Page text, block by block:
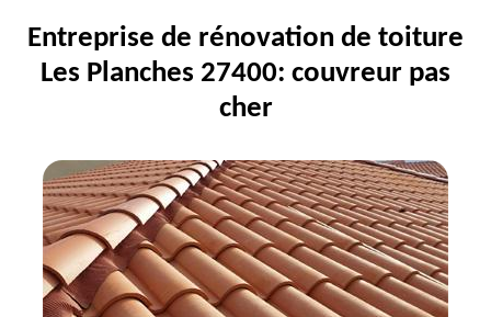
Entreprise de rénovation de toiture
Les Planches 27400: couvreur pas
cher